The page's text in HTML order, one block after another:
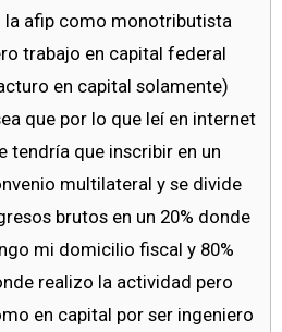
la afip como monotributista
trabajo en capital federal
en capital solamente)
que por lo que leí en internet
tendría que inscribir en un
multilateral y se divide
brutos en un 20% donde
mi domicilio fiscal y 80%
realizo la actividad pero
en capital por ser ingeniero